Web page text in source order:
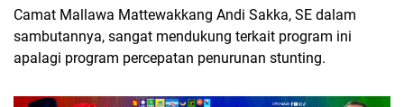
Camat Mallawa Mattewakkang Andi Sakka, SE dalam
sambutannya, sangat mendukung terkait program ini
apalagi program percepatan penurunan stunting.